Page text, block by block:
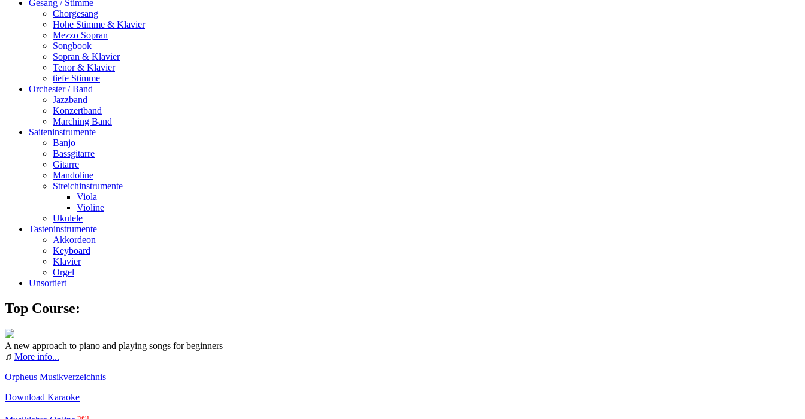
Gesang / Stimme
Chorgesang
Hohe Stimme & Klavier
Mezzo Sopran
Songbook
Sopran & Klavier
Tenor & Klavier
tiefe Stimme
Orchester / Band
Jazzband
Konzertband
Marching Band
Saiteninstrumente
Banjo
Bassgitarre
Gitarre
Mandoline
Streichinstrumente
Viola
Violine
Ukulele
Tasteninstrumente
Akkordeon
Keyboard
Klavier
Orgel
Unsortiert
Top Course:
A new approach to piano and playing songs for beginners
♫ More info...
Orpheus Musikverzeichnis
Download Karaoke
neu